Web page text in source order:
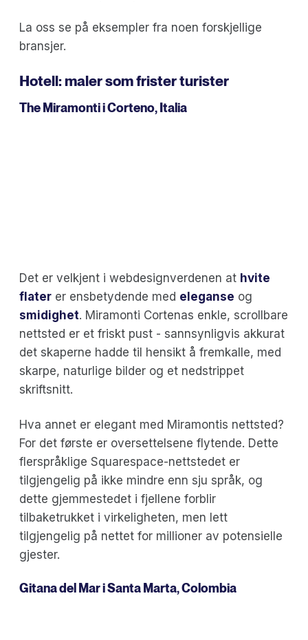
La oss se på eksempler fra noen forskjellige
bransjer.
Hotell: maler som frister turister
The Miramontii Corteno, Italia
Det er velkjent i webdesignverdenen at hvite
flater er ensbetydende med eleganse og
smidighet. Miramonti Cortenas enkle, scrollbare
nettsted er et friskt pust - sannsynligvis akkurat
det skaperne hadde til hensikt å fremkalle, med
skarpe, naturlige bilder og et nedstrippet
skriftsnitt.
Hva annet er elegant med Miramontis nettsted?
For det første er oversettelsene flytende. Dette
flerspråklige Squarespace-nettstedet er
tilgjengelig på ikke mindre enn sju språk, og
dette gjemmestedet i fjellene forblir
tilbaketrukket i virkeligheten, men lett
tilgjengelig på nettet for millioner av potensielle
gjester.
Gitana del Mari Santa Marta, Colombia